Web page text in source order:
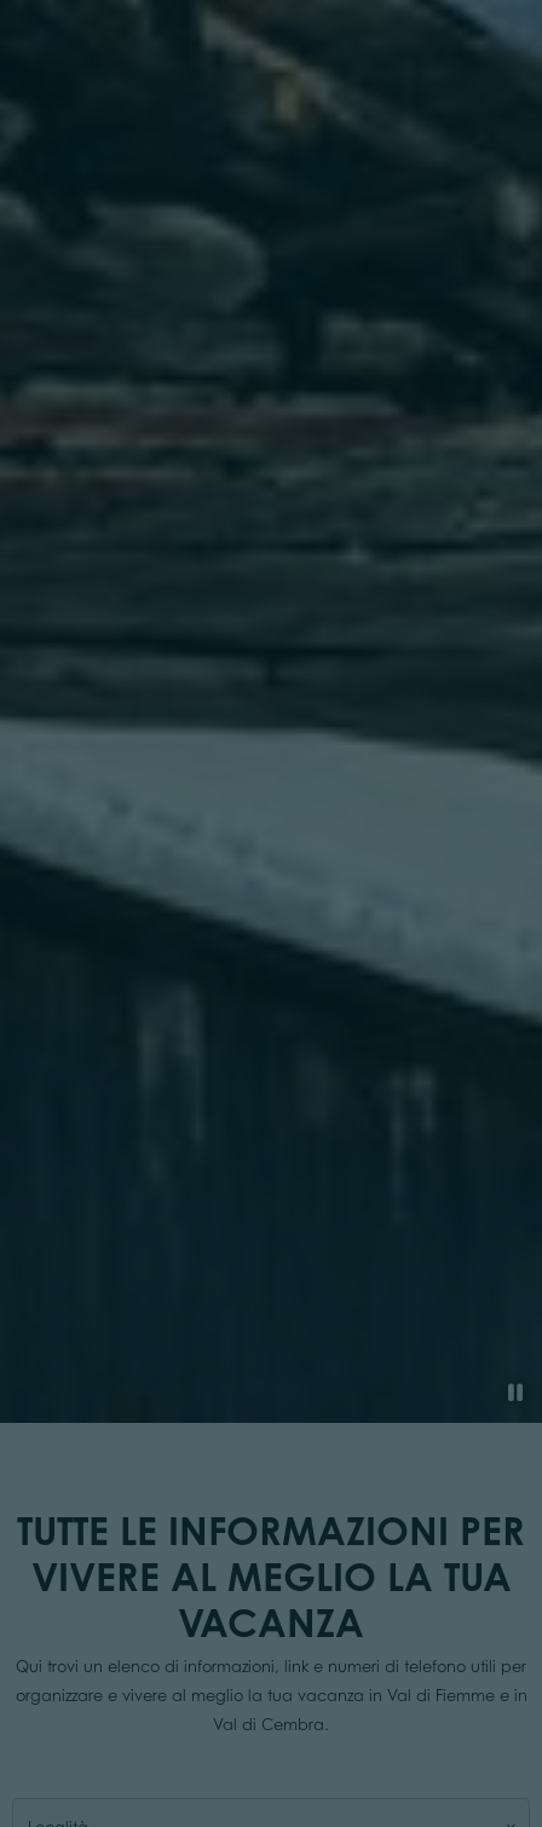
TUTTE LE INFORMAZIONI PER
VIVERE AL MEGLIO LA TUA
VACANZA
Qui trovi un elenco di informazioni, link e numeri di telefono utili per
organizzare e vivere al meglio la tua vacanza in Val di Fiemme e in
Val di Cembra.